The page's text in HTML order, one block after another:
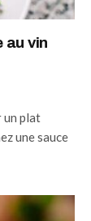
au vin
un plat
une sauce